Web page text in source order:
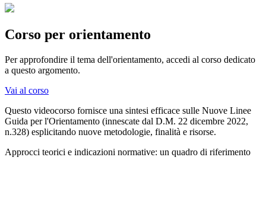
Corso per orientamento
Per approfondire il tema dell'orientamento, accedi al corso dedicato
a questo argomento.
Vai al corso
Questo videocorso fornisce una sintesi efficace sulle Nuove Linee
Guida per l'Orientamento (innescate dal D.M. 22 dicembre 2022,
n.328) esplicitando nuove metodologie, finalità e risorse.
Approcci teorici e indicazioni normative: un quadro di riferimento